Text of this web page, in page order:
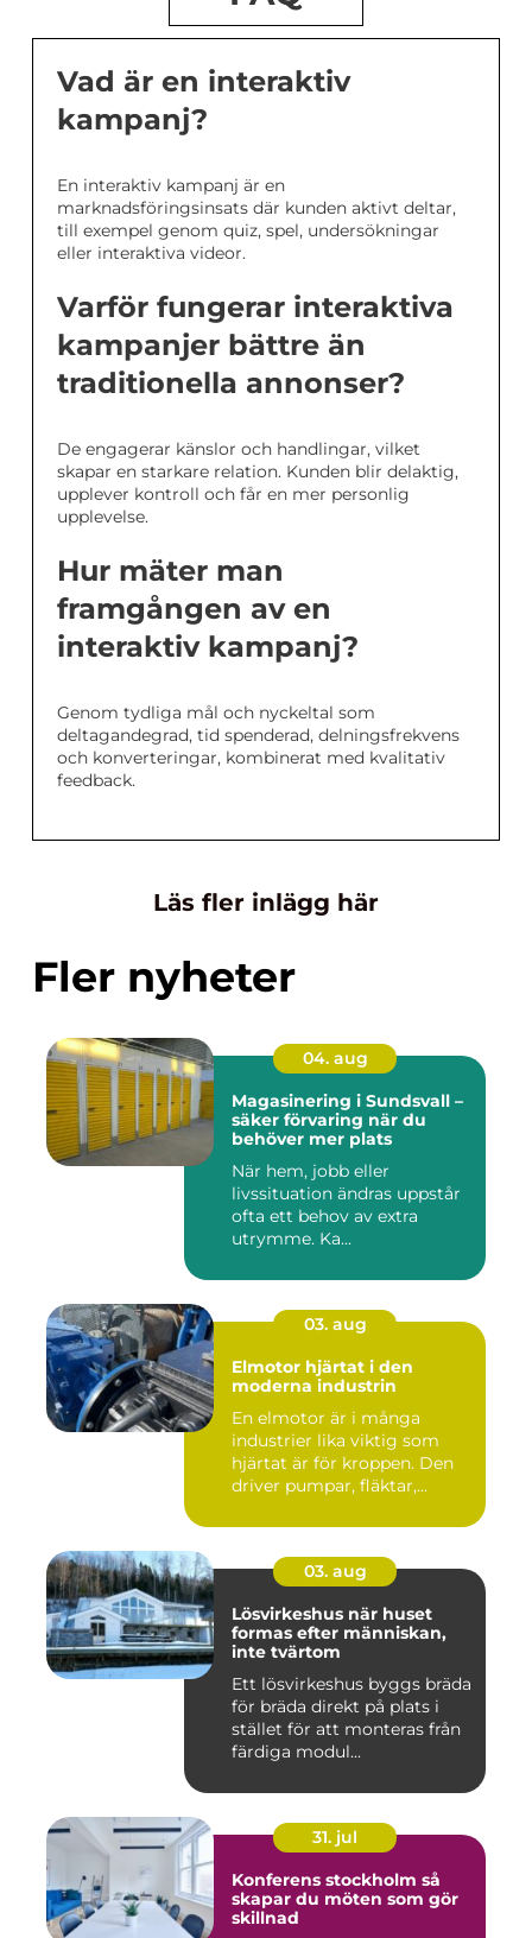
Vad är en interaktiv
kampanj?
En interaktiv kampanj är en
marknadsföringsinsats där kunden aktivt deltar,
till exempel genom quiz, spel, undersökningar
eller interaktiva videor.
Varför fungerar interaktiva
kampanjer bättre än
traditionella annonser?
De engagerar känslor och handlingar, vilket
skapar en starkare relation. Kunden blir delaktig,
upplever kontroll och får en mer personlig
upplevelse.
Hur mäter man
framgången av en
interaktiv kampanj?
Genom tydliga mål och nyckeltal som
deltagandegrad, tid spenderad, delningsfrekvens
och konverteringar, kombinerat med kvalitativ
feedback.
Läs fler inlägg här
Fler nyheter
04. aug
Magasinering i Sundsvall –
säker förvaring när du
behöver mer plats
När hem, jobb eller
livssituation ändras uppstår
ofta ett behov av extra
utrymme. Ka...
03. aug
Elmotor hjärtat i den
moderna industrin
En elmotor är i många
industrier lika viktig som
hjärtat är för kroppen. Den
driver pumpar, fläktar,...
03. aug
Lösvirkeshus när huset
formas efter människan,
inte tvärtom
Ett lösvirkeshus byggs bräda
för bräda direkt på plats i
stället för att monteras från
färdiga modul...
31. jul
Konferens stockholm så
skapar du möten som gör
skillnad